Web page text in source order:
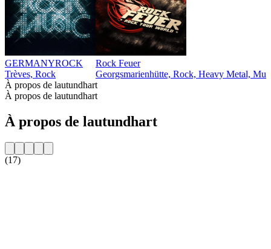
GERMANYROCK
Trèves, Rock
Rock Feuer
Georgsmarienhütte, Rock, Heavy Metal,
À propos de lautundhart
À propos de lautundhart
À propos de lautundhart
(17)